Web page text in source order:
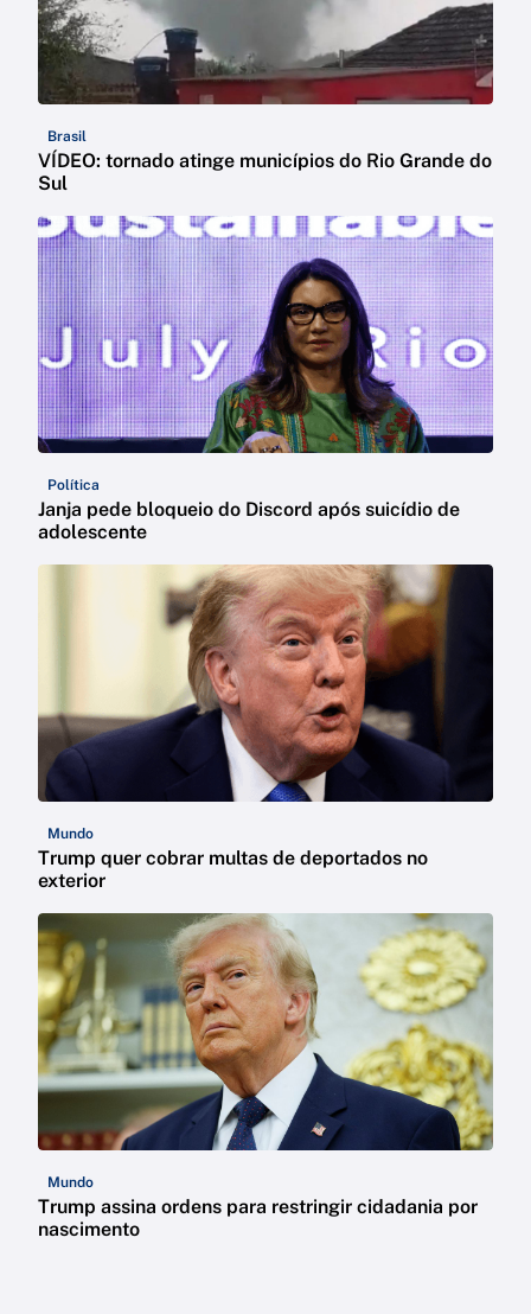
Brasil
VÍDEO: tornado atinge municípios do Rio Grande do
Sul
Política
Janja pede bloqueio do Discord após suicídio de
adolescente
Mundo
Trump quer cobrar multas de deportados no
exterior
Mundo
Trump assina ordens para restringir cidadania por
nascimento